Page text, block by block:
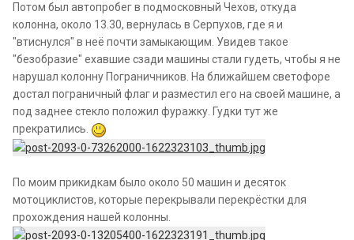
Потом был автопробег в подмосковный Чехов, откуда
колонна, около 13.30, вернулась в Серпухов, где я и
"втиснулся" в неё почти замыкающим. Увидев такое
"безобразие" ехавшие сзади машины стали гудеть, чтобы я не
нарушал колонну Пограничников. На ближайшем светофоре
достал пограничный флаг и разместил его на своей машине, а
под заднее стекло положил фуражку. Гудки тут же
прекратились.
По моим прикидкам было около 50 машин и десяток
мотоциклистов, которые перекрывали перекрёстки для
прохождения нашей колонны.